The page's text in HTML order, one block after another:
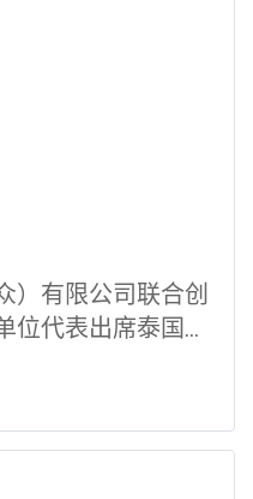
）有限公司联合创
位代表出席泰国最